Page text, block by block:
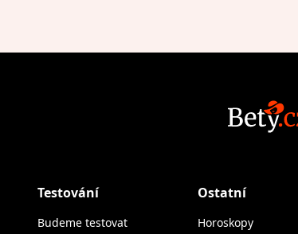
Testování
Budeme testovat
Ostatní
Horoskopy